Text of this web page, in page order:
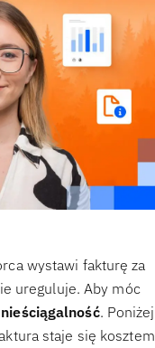
wystawi fakturę za
ureguluje. Aby móc
. Poniżej
staje się kosztem